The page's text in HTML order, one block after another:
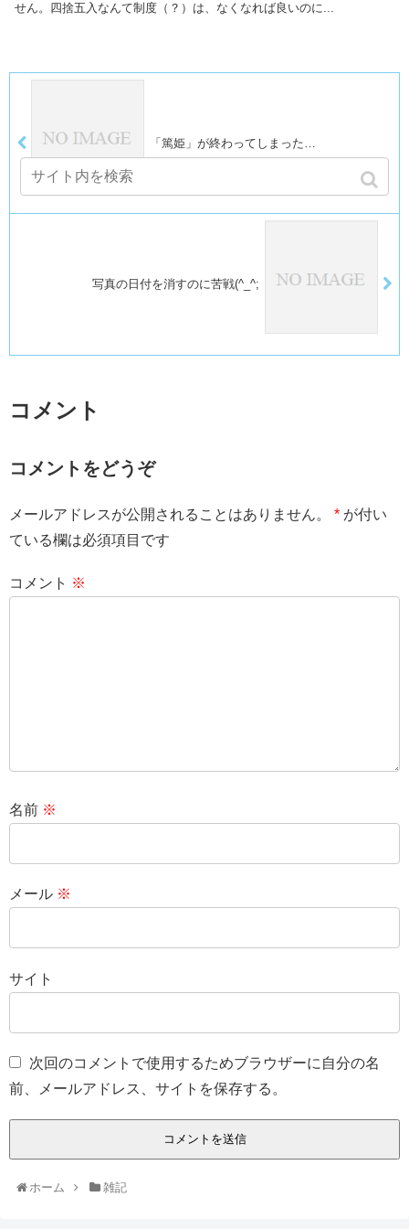
せん。四捨五入なんて制度（？）は、なくなれば良いのに...
「篤姫」が終わってしまった…
写真の日付を消すのに苦戦(^_^;
コメント
コメントをどうぞ
メールアドレスが公開されることはありません。 * が付い
ている欄は必須項目です
コメント ※
名前 ※
メール ※
サイト
次回のコメントで使用するためブラウザーに自分の名
前、メールアドレス、サイトを保存する。
ホーム 雑記